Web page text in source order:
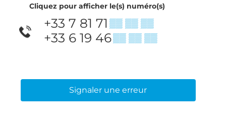
Cliquez pour afficher le(s) numéro(s)
+33 7 81 71 ▒▒ ▒▒ ▒▒
+33 6 19 46▒▒ ▒▒ ▒▒
Signaler une erreur